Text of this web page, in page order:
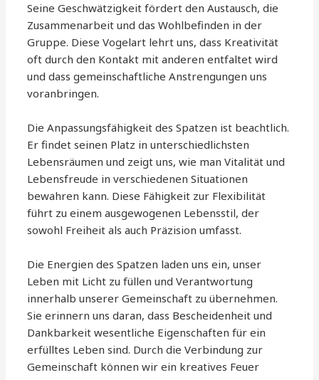
Seine Geschwätzigkeit fördert den Austausch, die
Zusammenarbeit und das Wohlbefinden in der
Gruppe. Diese Vogelart lehrt uns, dass Kreativität
oft durch den Kontakt mit anderen entfaltet wird
und dass gemeinschaftliche Anstrengungen uns
voranbringen.
Die Anpassungsfähigkeit des Spatzen ist beachtlich.
Er findet seinen Platz in unterschiedlichsten
Lebensräumen und zeigt uns, wie man Vitalität und
Lebensfreude in verschiedenen Situationen
bewahren kann. Diese Fähigkeit zur Flexibilität
führt zu einem ausgewogenen Lebensstil, der
sowohl Freiheit als auch Präzision umfasst.
Die Energien des Spatzen laden uns ein, unser
Leben mit Licht zu füllen und Verantwortung
innerhalb unserer Gemeinschaft zu übernehmen.
Sie erinnern uns daran, dass Bescheidenheit und
Dankbarkeit wesentliche Eigenschaften für ein
erfülltes Leben sind. Durch die Verbindung zur
Gemeinschaft können wir ein kreatives Feuer